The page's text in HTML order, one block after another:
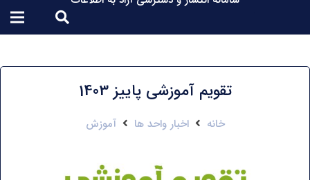
تقویم آموزشی پاییز 1403
خانه اخبار واحد ها آموزش